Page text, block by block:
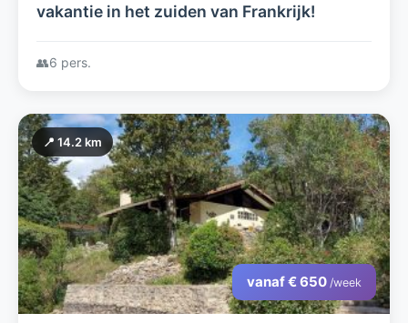
vakantie in het zuiden van Frankrijk!
👥6 pers.
📍 14.2 km
vanaf € 650 /week